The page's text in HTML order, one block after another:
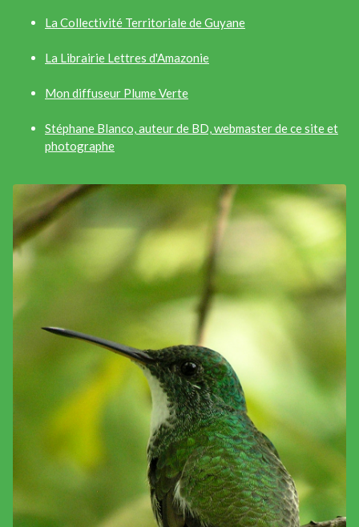
La Collectivité Territoriale de Guyane
La Librairie Lettres d'Amazonie
Mon diffuseur Plume Verte
Stéphane Blanco, auteur de BD, webmaster de ce site et
photographe